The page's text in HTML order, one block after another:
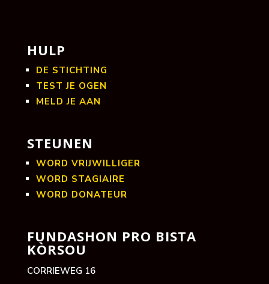
HULP
DE STICHTING
TEST JE OGEN
MELD JE AAN
STEUNEN
WORD VRIJWILLIGER
WORD STAGIAIRE
WORD DONATEUR
FUNDASHON PRO BISTA
KÒRSOU
CORRIEWEG 16